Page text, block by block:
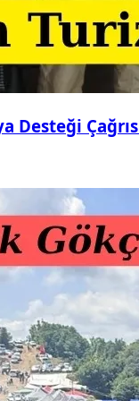
Desteği